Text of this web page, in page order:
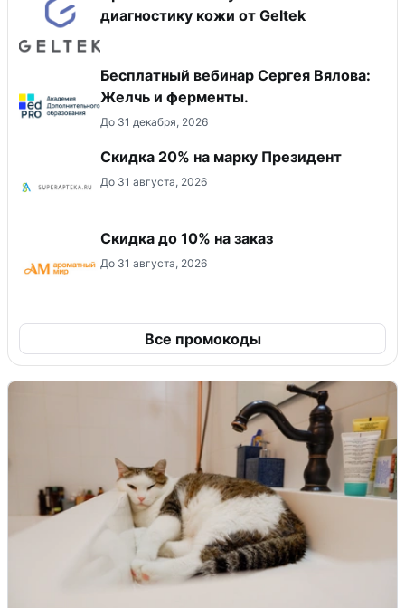
диагностику кожи от Geltek
Бесплатный вебинар Сергея Вялова:
Желчь и ферменты.
До 31 декабря, 2026
Скидка 20% на марку Президент
До 31 августа, 2026
Скидка до 10% на заказ
До 31 августа, 2026
Все промокоды